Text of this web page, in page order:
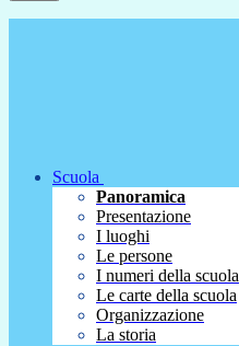
Scuola
Panoramica
Presentazione
I luoghi
Le persone
I numeri della scuola
Le carte della scuola
Organizzazione
La storia